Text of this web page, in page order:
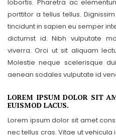
lobortis. Pharetra ac
porttitor a tellus tellus.
tincidunt in sapien eu semper
dictumst id. Nibh vulputate
viverra. Orci ut sit aliquam
Molestie neque scelerisque
aenean sodales vulputate id
LOREM IPSUM DOLOR SIT
EUISMOD LACUS.
Lorem ipsum dolor sit amet
nec tellus cras. Vitae ut